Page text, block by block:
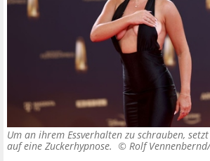
Um an ihrem Essverhalten zu schrauben,
auf eine Zuckerhypnose. © Rolf